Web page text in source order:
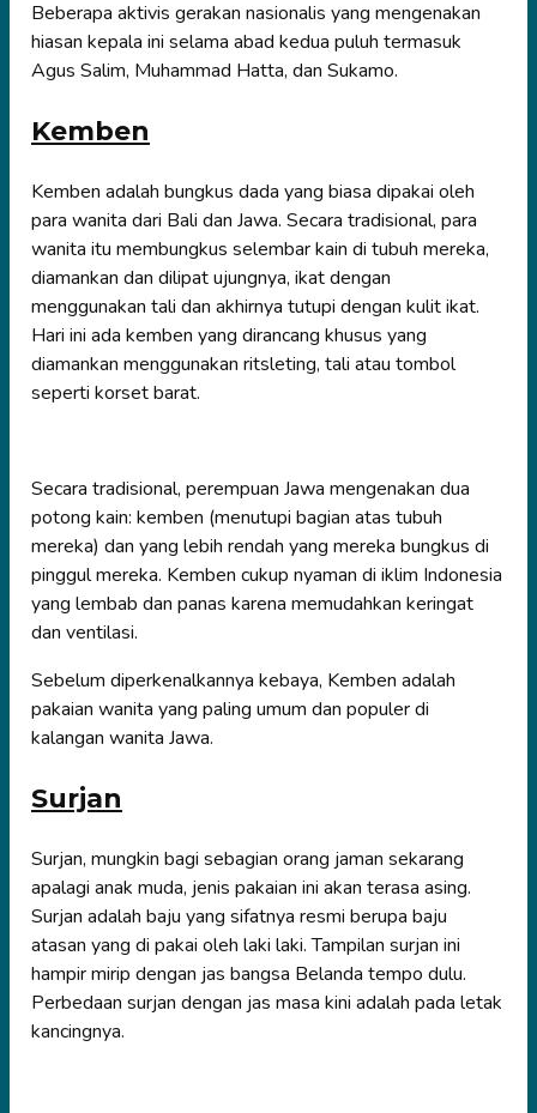
Beberapa aktivis gerakan nasionalis yang mengenakan
hiasan kepala ini selama abad kedua puluh termasuk
Agus Salim, Muhammad Hatta, dan Sukamo.
Kemben
Kemben adalah bungkus dada yang biasa dipakai oleh
para wanita dari Bali dan Jawa. Secara tradisional, para
wanita itu membungkus selembar kain di tubuh mereka,
diamankan dan dilipat ujungnya, ikat dengan
menggunakan tali dan akhirnya tutupi dengan kulit ikat.
Hari ini ada kemben yang dirancang khusus yang
diamankan menggunakan ritsleting, tali atau tombol
seperti korset barat.
Secara tradisional, perempuan Jawa mengenakan dua
potong kain: kemben (menutupi bagian atas tubuh
mereka) dan yang lebih rendah yang mereka bungkus di
pinggul mereka. Kemben cukup nyaman di iklim Indonesia
yang lembab dan panas karena memudahkan keringat
dan ventilasi.
Sebelum diperkenalkannya kebaya, Kemben adalah
pakaian wanita yang paling umum dan populer di
kalangan wanita Jawa.
Surjan
Surjan, mungkin bagi sebagian orang jaman sekarang
apalagi anak muda, jenis pakaian ini akan terasa asing.
Surjan adalah baju yang sifatnya resmi berupa baju
atasan yang di pakai oleh laki laki. Tampilan surjan ini
hampir mirip dengan jas bangsa Belanda tempo dulu.
Perbedaan surjan dengan jas masa kini adalah pada letak
kancingnya.